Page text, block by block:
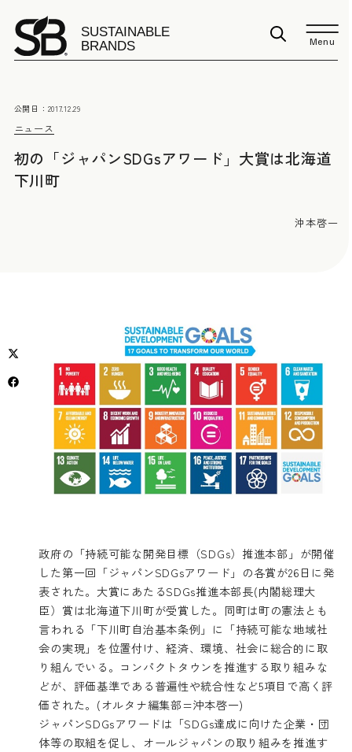
Menu
ニュース
公開日： 2017.12.29
初の「ジャパンSDGsアワード」大賞は北海道
下川町
沖本啓一
政府の「持続可能な開発目標（SDGs）推進本部」が開催
した第一回「ジャパンSDGsアワード」の各賞が26日に発
表された。大賞にあたるSDGs推進本部長(内閣総理大
臣）賞は北海道下川町が受賞した。同町は町の憲法とも
言われる「下川町自治基本条例」に「持続可能な地域社
会の実現」を位置付け、経済、環境、社会に総合的に取
り組んでいる。コンパクトタウンを推進する取り組みな
どが、評価基準である普遍性や統合性など5項目で高く評
価された。(オルタナ編集部=沖本啓一)
ジャパンSDGsアワードは「SDGs達成に向けた企業・団
体等の取組を促し、オールジャパンの取り組みを推進す